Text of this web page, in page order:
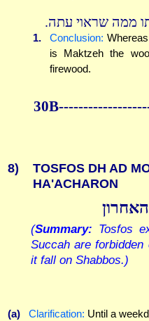
ממה שראוי עתה.
1. Conclusion:
is Maktzeh the
firewood.
8)
TOSFOS DH AD
HA'ACHARON
(Summary: Tosfos
Succah are
it fall on Shabbos.)
(a) Clarification: Until a